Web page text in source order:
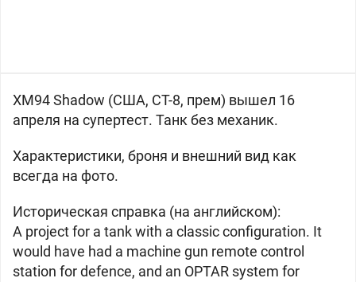
XM94 Shadow (США, СТ-8, прем) вышел 16
апреля на супертест. Танк без механик.
Характеристики, броня и внешний вид как
всегда на фото.
Историческая справка (на английском):
A project for a tank with a classic configuration. It
would have had a machine gun remote control
station for defence, and an OPTAR system for